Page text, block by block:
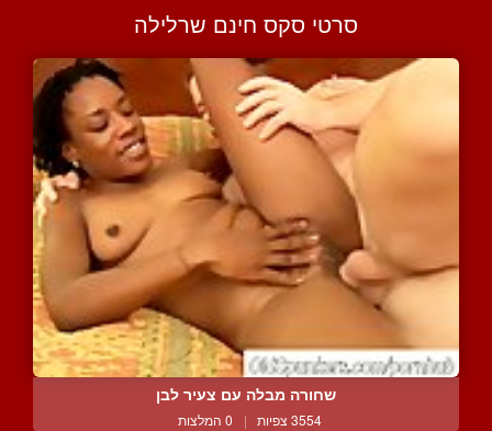
סרטי סקס חינם שרלילה
שחורה מבלה עם צעיר לבן
3554 צפיות | 0 המלצות